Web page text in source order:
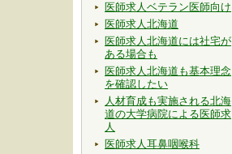
医師求人ベテラン医師向け
医師求人北海道
医師求人北海道には社宅が
ある場合も
医師求人北海道も基本理念
を確認したい
人材育成も実施される北海
道の大学病院による医師求
人
医師求人耳鼻咽喉科